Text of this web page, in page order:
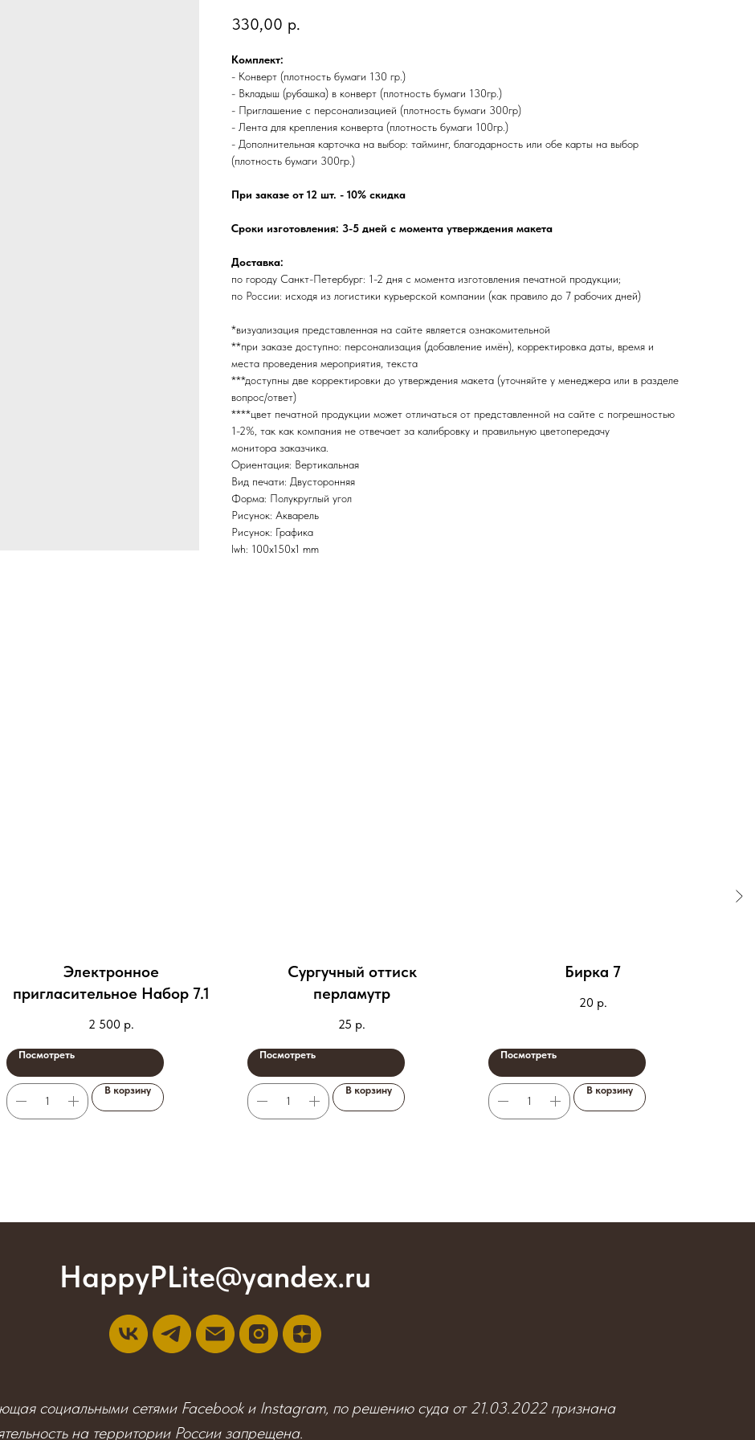
330,00 р.
Комплект:
- Конверт (плотность бумаги 130 гр.)
- Вкладыш (рубашка) в конверт (плотность бумаги 130гр.)
- Приглашение с персонализацией (плотность бумаги 300гр)
- Лента для крепления конверта (плотность бумаги 100гр.)
- Дополнительная карточка на выбор: тайминг, благодарность или обе карты на выбор
(плотность бумаги 300гр.)
При заказе от 12 шт. - 10% скидка
Сроки изготовления: 3-5 дней с момента утверждения макета
Доставка:
по городу Санкт-Петербург: 1-2 дня с момента изготовления печатной продукции;
по России: исходя из логистики курьерской компании (как правило до 7 рабочих дней)
*визуализация представленная на сайте является ознакомительной
**при заказе доступно: персонализация (добавление имён), корректировка даты, время и
места проведения мероприятия, текста
***доступны две корректировки до утверждения макета (уточняйте у менеджера или в разделе
вопрос/ответ)
****цвет печатной продукции может отличаться от представленной на сайте с погрешностью
1-2%, так как компания не отвечает за калибровку и правильную цветопередачу
монитора заказчика.
Ориентация: Вертикальная
Вид печати: Двусторонняя
Форма: Полукруглый угол
Рисунок: Акварель
Рисунок: Графика
lwh: 100x150x1 mm
Электронное
пригласительное Набор 7.1
2 500 р.
Посмотреть
В корзину
Сургучный оттиск
перламутр
25 р.
Посмотреть
В корзину
Бирка 7
20 р.
Посмотреть
В корзину
HappyPLite@yandex.ru
социальными сетями Facebook и Instagram, по решению суда от 21.03.2022 признана
на территории России запрещена.